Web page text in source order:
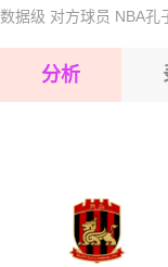
2026-08-17
数据级 对方球员 NBA孔
分析